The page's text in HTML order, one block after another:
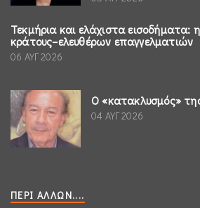
Τεκμήρια και ελάχιστα εισοδήματα:
κράτους–ελευθέρων επαγγελματιών
06 ΑΥΓ 2026
Ο «κατακλυσμός»
04 ΑΥΓ 2026
ΠΕΡΊ ΆΛΛΩΝ....